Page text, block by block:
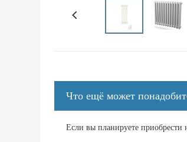
Что ещё может
Если вы планируете приобрести